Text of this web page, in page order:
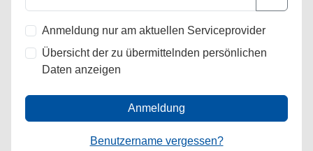
Anmeldung nur am aktuellen Serviceprovider
Übersicht der zu übermittelnden persönlichen
Daten anzeigen
Anmeldung
Benutzername vergessen?